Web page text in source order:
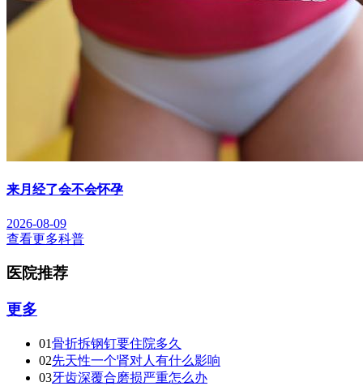
来月经了会不会怀孕
2026-08-09
查看更多科普
医院推荐
更多
01骨折拆钢钉要住院多久
02先天性一个肾对人有什么影响
03牙齿深覆合磨损严重怎么办